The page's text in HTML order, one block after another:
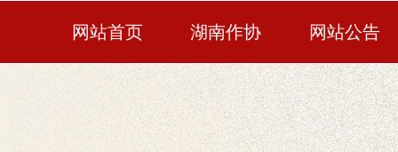
网站首页 湖南作协 网站公告